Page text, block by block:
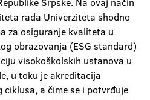
rada Univerziteta shodno
za osiguranje kvaliteta u
obrazovanja (ESG standard)
visokoškolskih ustanova u
u toku je akreditacija
a čime se i potvrđuje